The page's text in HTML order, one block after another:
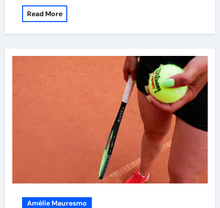
Read More
Amélie Mauresmo